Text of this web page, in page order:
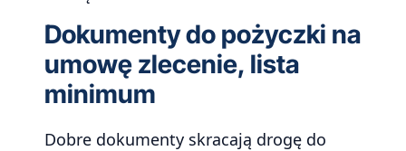
Dokumenty do pożyczki na
umowę zlecenie, lista
minimum
Dobre dokumenty skracają drogę do